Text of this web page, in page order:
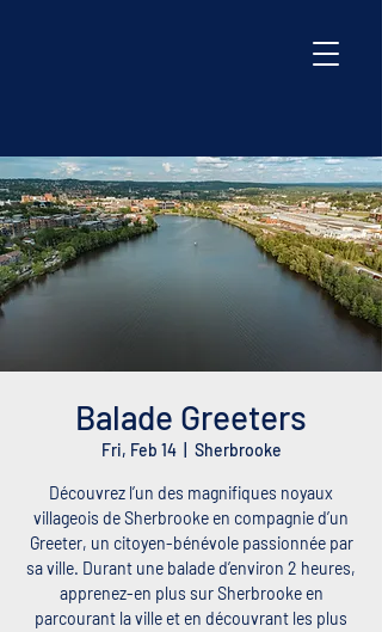
Balade Greeters
Fri, Feb 14
  |
Sherbrooke
Découvrez l’un des magnifiques noyaux
villageois de Sherbrooke en compagnie d’un
Greeter, un citoyen-bénévole passionnée par
sa ville. Durant une balade d’environ 2 heures,
apprenez-en plus sur Sherbrooke en
parcourant la ville et en découvrant les plus